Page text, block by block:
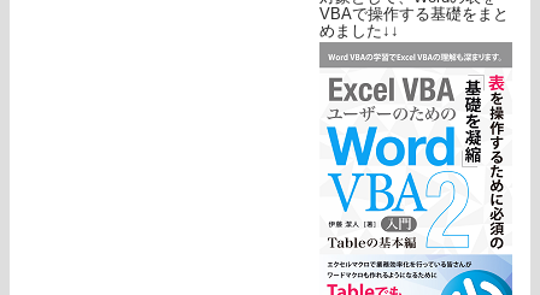
VBAで操作する基礎をまと
めました↓↓